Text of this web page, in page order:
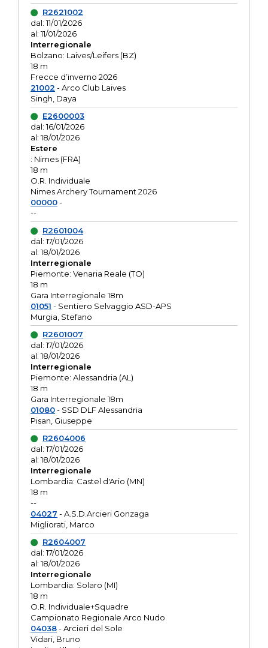
R2621002
dal: 11/01/2026
al: 11/01/2026
Interregionale
Bolzano: Laives/Leifers (BZ)
18 m
Frecce d’inverno 2026
21002 - Arco Club Laives
Singh, Daya
E2600003
dal: 16/01/2026
al: 18/01/2026
Estere
: Nimes (FRA)
18 m
O.R. Individuale
Nimes Archery Tournament 2026
00000-
--
R2601004
dal: 17/01/2026
al: 18/01/2026
Interregionale
Piemonte: Venaria Reale (TO)
18 m
Gara Interregionale 18m
01051 - Sentiero Selvaggio ASD-APS
Murgia, Stefano
R2601007
dal: 17/01/2026
al: 18/01/2026
Interregionale
Piemonte: Alessandria (AL)
18 m
Gara Interregionale 18m
01080- SSD DLF Alessandria
Pisan, Giuseppe
R2604006
dal: 17/01/2026
al: 18/01/2026
Interregionale
Lombardia: Castel d'Ario (MN)
18 m
--
04027 - A.S.D.Arcieri Gonzaga
Migliorati, Marco
R2604007
dal: 17/01/2026
al: 18/01/2026
Interregionale
Lombardia: Solaro (MI)
18 m
O.R. Individuale+Squadre
Campionato Regionale Arco Nudo
04038- Arcieri del Sole
Vidari, Bruno